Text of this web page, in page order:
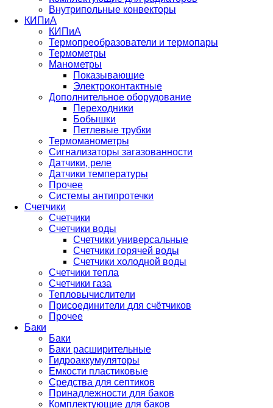
Внутрипольные конвекторы
КИПиА
КИПиА
Термопреобразователи и термопары
Термометры
Манометры
Показывающие
Электроконтактные
Дополнительное оборудование
Переходники
Бобышки
Петлевые трубки
Термоманометры
Сигнализаторы загазованности
Датчики, реле
Датчики температуры
Прочее
Системы антипротечки
Счетчики
Счетчики
Счетчики воды
Счетчики универсальные
Счетчики горячей воды
Счетчики холодной воды
Счетчики тепла
Счетчики газа
Тепловычислители
Присоединители для счётчиков
Прочее
Баки
Баки
Баки расширительные
Гидроаккумуляторы
Емкости пластиковые
Средства для септиков
Принадлежности для баков
Комплектующие для баков